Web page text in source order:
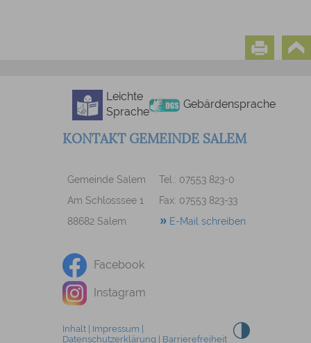
Leichte
Sprache
Gebärdensprache
KONTAKT GEMEINDE SALEM
Gemeinde Salem
Tel.: 07553 823-0
Am Schlosssee 1
Fax: 07553 823-33
88682 Salem
E-Mail schreiben
Facebook
Instagram
Inhalt| Impressum
Datenschutzerklärung
Barrierefreiheit